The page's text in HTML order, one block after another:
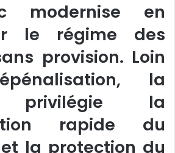
modernise en
le régime des
provision. Loin
la
privilégie la
rapide du
la protection du